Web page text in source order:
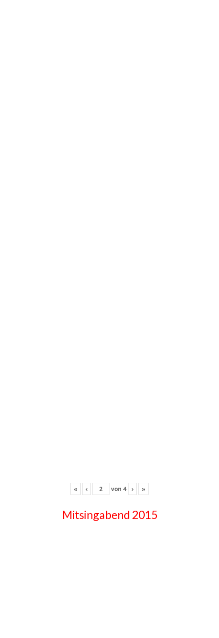
« ‹ von 4 › »
Mitsingabend 2015